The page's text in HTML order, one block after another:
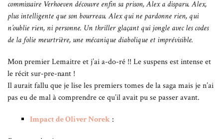
commissaire Verhoeven découvre enfin sa prison, Alex a disparu. Alex,
plus intelligente que son bourreau. Alex qui ne pardonne rien, qui
n’oublie rien, ni personne. Un thriller glaçant qui jongle avec les codes
de la folie meurtrière, une mécanique diabolique et imprévisible.
Mon premier Lemaitre et j’ai a-do-ré !! Le suspens est intense et
le récit sur-pre-nant !
Il aurait fallu que je lise les premiers tomes de la saga mais je n’ai
pas eu de mal à comprendre ce qu’il avait pu se passer avant.
Impact de Oliver Norek :